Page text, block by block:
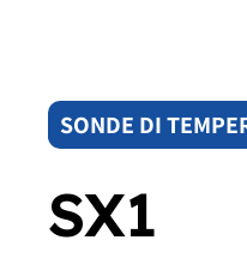
SONDE DI
SX1